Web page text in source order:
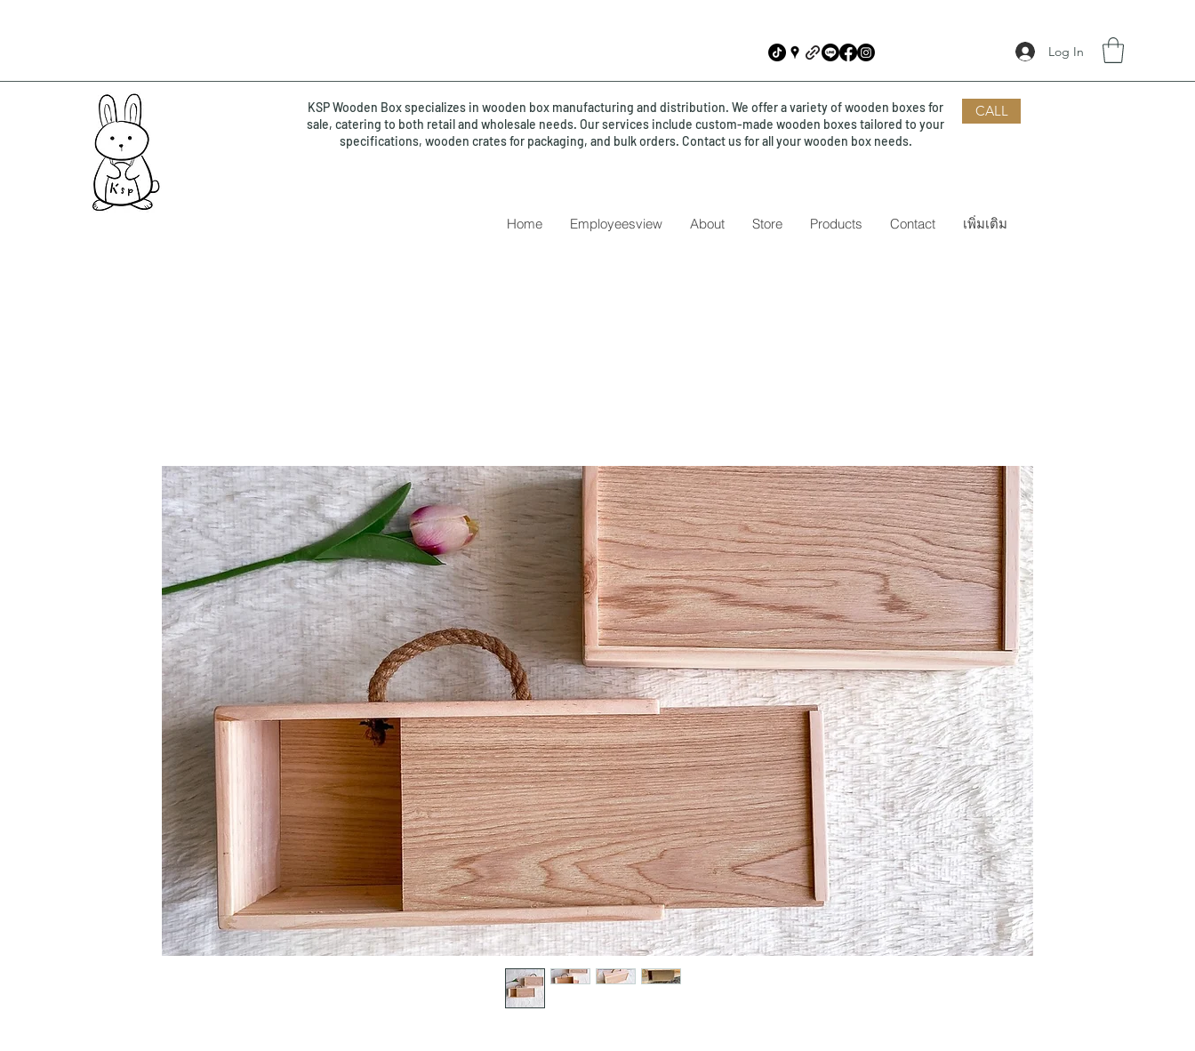
Log In
KSP Wooden Box specializes in wooden box manufacturing and distribution. We offer a variety of wooden boxes for
sale, catering to both retail and wholesale needs. Our services include custom-made wooden boxes tailored to your
specifications, wooden crates for packaging, and bulk orders. Contact us for all your wooden box needs.
CALL
Home Employeesview About Store Products Contact เพิ่มเติม